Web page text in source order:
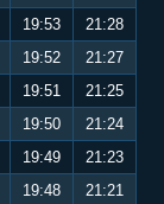
19:53
21:28
19:52
21:27
19:51
21:25
19:50
21:24
19:49
21:23
19:48
21:21